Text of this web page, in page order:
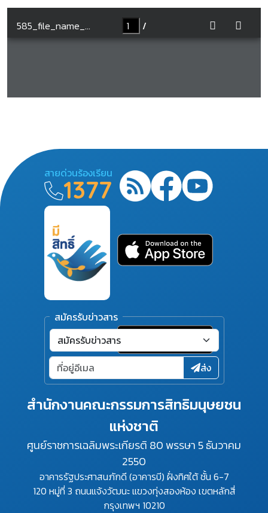
สำนักงานคณะกรรมการสิทธิมนุษยชน
แห่งชาติ
ศูนย์ราชการเฉลิมพระเกียรติ 80 พรรษา 5 ธันวาคม
2550
อาคารรัฐประศาสนภักดี (อาคารบี) ฝั่งทิศใต้ ชั้น 6-7
120 หมู่ที่ 3 ถนนแจ้งวัฒนะ แขวงทุ่งสองห้อง เขตหลักสี่
กรุงเทพฯ 10210
สายด่วนร้องเรียน
1377
สมัครรับข่าวสาร
ส่ง